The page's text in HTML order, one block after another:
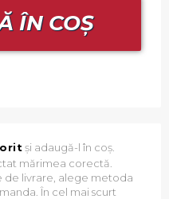
ÎN COȘ
și adaugă-l în coș.
mărimea corectă.
livrare, alege metoda
În cel mai scurt